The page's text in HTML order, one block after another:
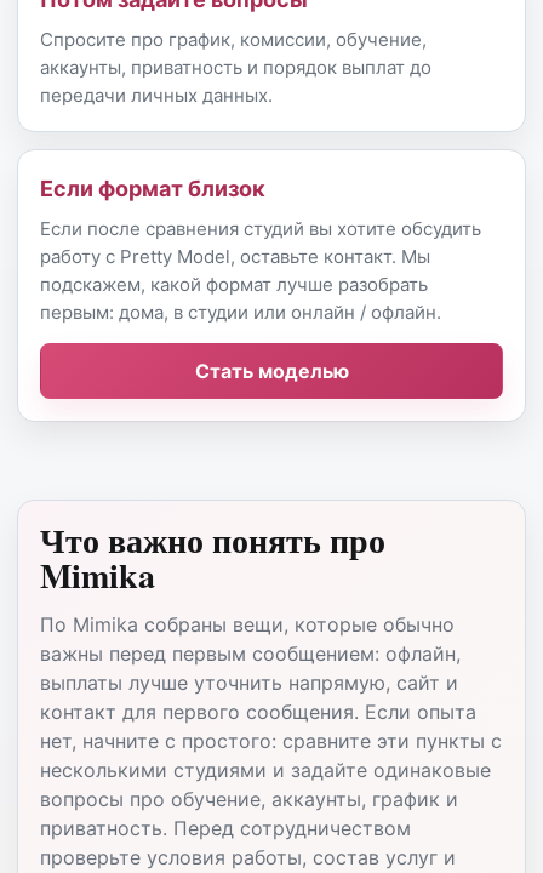
Спросите про график, комиссии, обучение,
аккаунты, приватность и порядок выплат до
передачи личных данных.
Если формат близок
Если после сравнения студий вы хотите обсудить
работу с Pretty Model, оставьте контакт. Мы
подскажем, какой формат лучше разобрать
первым: дома, в студии или онлайн / офлайн.
Стать моделью
Что важно понять про
Mimika
По Mimika собраны вещи, которые обычно
важны перед первым сообщением: офлайн,
выплаты лучше уточнить напрямую, сайт и
контакт для первого сообщения. Если опыта
нет, начните с простого: сравните эти пункты с
несколькими студиями и задайте одинаковые
вопросы про обучение, аккаунты, график и
приватность. Перед сотрудничеством
проверьте условия работы, состав услуг и